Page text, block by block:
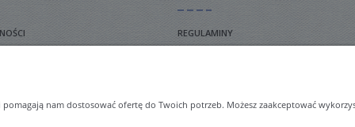
ORDERS & SHIPMENT
REGULAMINY
nam dostosować ofertę do Twoich potrzeb. Możesz zaakceptować